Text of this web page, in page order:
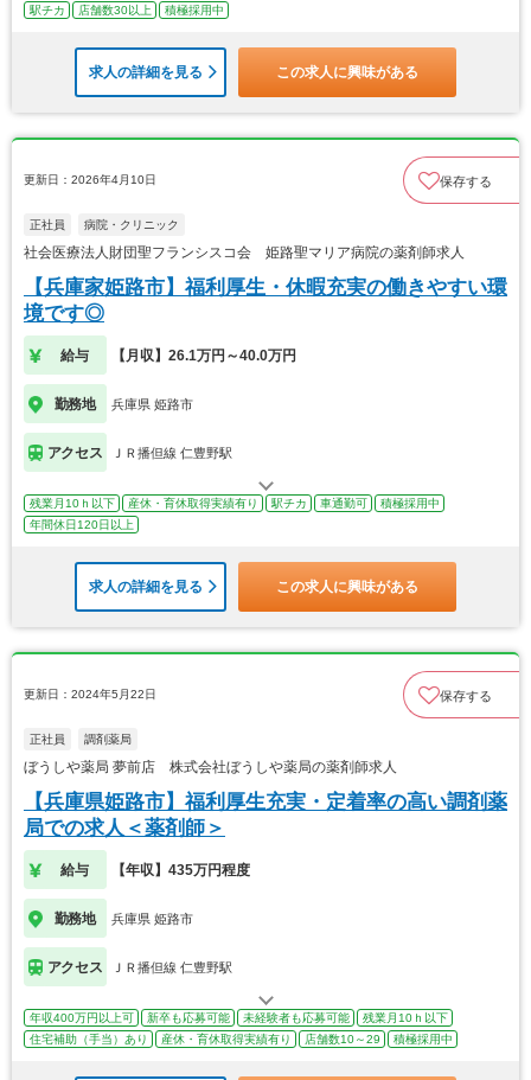
駅チカ
店舗数30以上 積極採用中
求人の詳細を見る この求人に興味がある
更新日：2026年4月10日 保存する
正社員 病院・クリニック
社会医療法人財団聖フランシスコ会 姫路聖マリア病院の薬剤師求人
【兵庫家姫路市】福利厚生・休暇充実の働きやすい環
境です◎
給与 【月収】26.1万円～40.0万円
勤務地 兵庫県 姫路市
アクセス ＪＲ播但線 仁豊野駅
残業月10ｈ以下 産休・育休取得実績有り 駅チカ 車通勤可
積極採用中
年間休日120日以上
求人の詳細を見る この求人に興味がある
更新日：2024年5月22日 保存する
正社員 調剤薬局
ぼうしや薬局 夢前店 株式会社ぼうしや薬局の薬剤師求人
【兵庫県姫路市】福利厚生充実・定着率の高い調剤薬
局での求人＜薬剤師＞
給与 【年収】435万円程度
勤務地 兵庫県 姫路市
アクセス ＪＲ播但線 仁豊野駅
年収400万円以上可 新卒も応募可能 未経験者も応募可能
残業月10ｈ以下
住宅補助（手当）あり
産休・育休取得実績有り 店舗数10～29 積極採用中